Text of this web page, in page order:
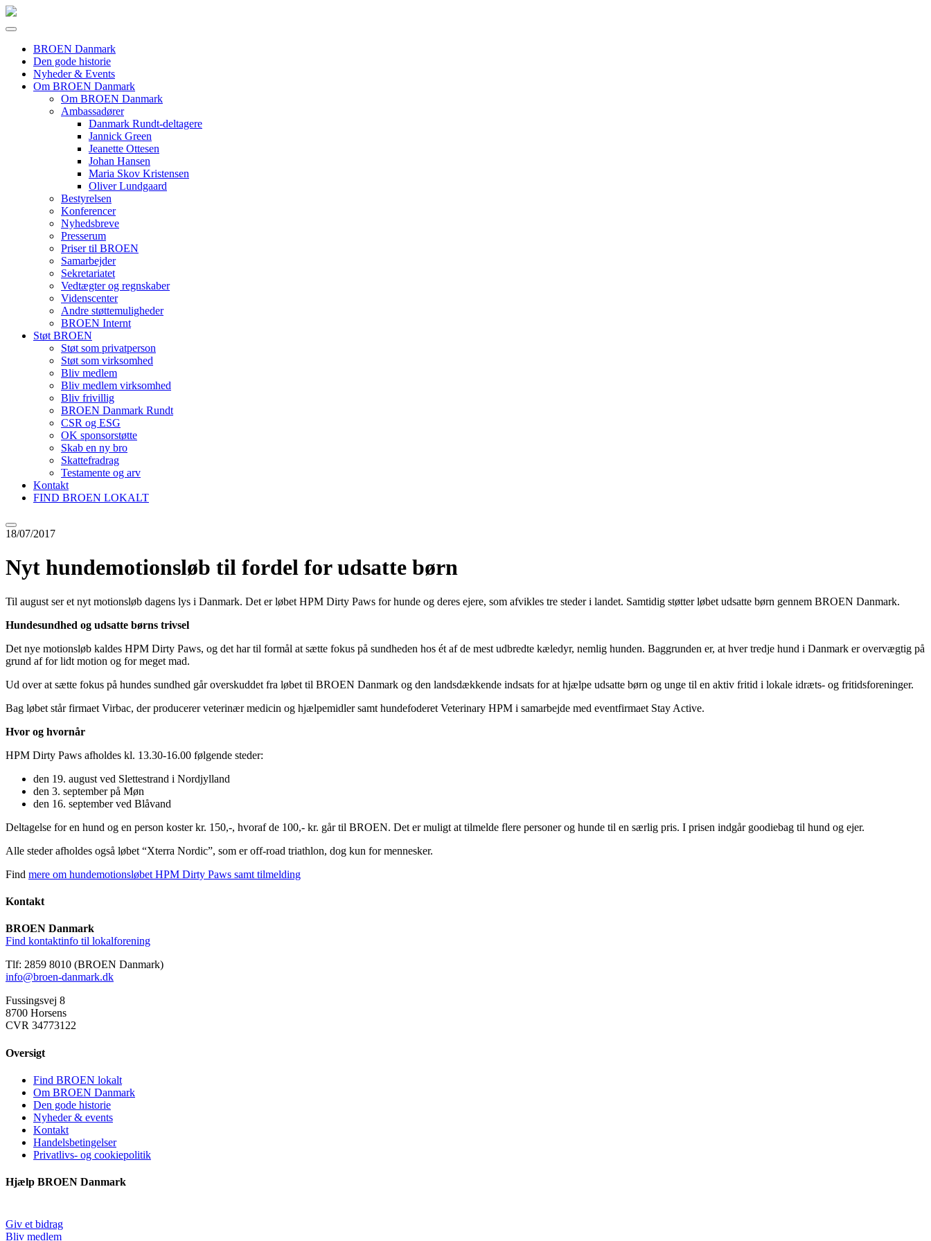
BROEN Danmark
Den gode historie
Nyheder & Events
Om BROEN Danmark
Om BROEN Danmark
Ambassadører
Danmark Rundt-deltagere
Jannick Green
Jeanette Ottesen
Johan Hansen
Maria Skov Kristensen
Oliver Lundgaard
Bestyrelsen
Konferencer
Nyhedsbreve
Presserum
Priser til BROEN
Samarbejder
Sekretariatet
Vedtægter og regnskaber
Videnscenter
Andre støttemuligheder
BROEN Internt
Støt BROEN
Støt som privatperson
Støt som virksomhed
Bliv medlem
Bliv medlem virksomhed
Bliv frivillig
BROEN Danmark Rundt
CSR og ESG
OK sponsorstøtte
Skab en ny bro
Skattefradrag
Testamente og arv
Kontakt
FIND BROEN LOKALT
18/07/2017
Nyt hundemotionsløb til fordel for udsatte børn
Til august ser et nyt motionsløb dagens lys i Danmark. Det er løbet HPM Dirty Paws for hunde og deres ejere, som afvikles tre steder i landet. Samtidig støtter løbet udsatte børn gennem BROEN Danmark.
Hundesundhed og udsatte børns trivsel
Det nye motionsløb kaldes HPM Dirty Paws, og det har til formål at sætte fokus på sundheden hos ét af de mest udbredte kæledyr, nemlig hunden. Baggrunden er, at hver tredje hund i Danmark er overvægtig på
grund af for lidt motion og for meget mad.
Ud over at sætte fokus på hundes sundhed går overskuddet fra løbet til BROEN Danmark og den landsdækkende indsats for at hjælpe udsatte børn og unge til en aktiv fritid i lokale idræts- og fritidsforeninger.
Bag løbet står firmaet Virbac, der producerer veterinær medicin og hjælpemidler samt hundefoderet Veterinary HPM i samarbejde med eventfirmaet Stay Active.
Hvor og hvornår
HPM Dirty Paws afholdes kl. 13.30-16.00 følgende steder:
den 19. august ved Slettestrand i Nordjylland
den 3. september på Møn
den 16. september ved Blåvand
Deltagelse for en hund og en person koster kr. 150,-, hvoraf de 100,- kr. går til BROEN. Det er muligt at tilmelde flere personer og hunde til en særlig pris. I prisen indgår goodiebag til hund og ejer.
Alle steder afholdes også løbet “Xterra Nordic”, som er off-road triathlon, dog kun for mennesker.
Find mere om hundemotionsløbet HPM Dirty Paws samt tilmelding
Kontakt
BROEN Danmark
Find kontaktinfo til lokalforening
Tlf: 2859 8010 (BROEN Danmark)
info@broen-danmark.dk
Fussingsvej 8
8700 Horsens
CVR 34773122
Oversigt
Find BROEN lokalt
Om BROEN Danmark
Den gode historie
Nyheder & events
Kontakt
Handelsbetingelser
Privatlivs- og cookiepolitik
Hjælp BROEN Danmark
Giv et bidrag
Bliv medlem